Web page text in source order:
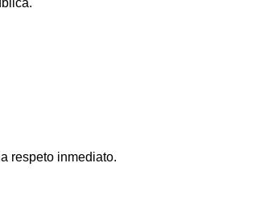
respeto inmediato.